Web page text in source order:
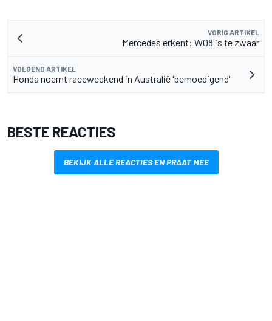
VORIG ARTIKEL
Mercedes erkent: W08 is te zwaar
VOLGEND ARTIKEL
Honda noemt raceweekend in Australië 'bemoedigend'
BESTE REACTIES
BEKIJK ALLE REACTIES EN PRAAT MEE